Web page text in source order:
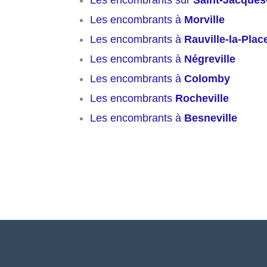
Les encombrants à Morville
Les encombrants à Rauville-la-
Les encombrants à Négreville
Les encombrants à Colomby
Les encombrants Rocheville
Les encombrants à Besneville